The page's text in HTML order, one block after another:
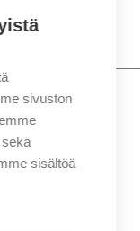
sivuston
sisältöä